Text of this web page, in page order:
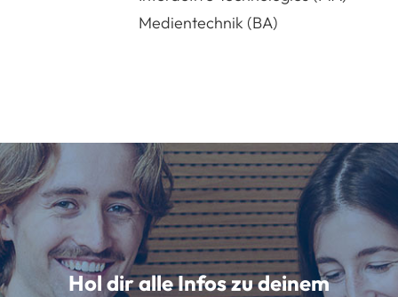
Medientechnik (BA)
Hol dir alle Infos zu deinem